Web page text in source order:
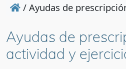
/ Ayudas de
Ayudas de
actividad y